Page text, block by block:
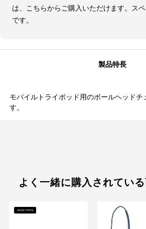
は、こちらからご購入いただけます。ス
です。
製品特長
モバイルトライポッド用のボールヘッドチ
す。
よく一緒に購入されてい